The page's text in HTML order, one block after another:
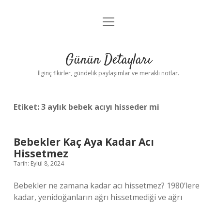
Gizlilik Politikası
Yasal Uyarı
menüyü
Günün Detayları
İlginç fikirler, gündelik paylaşımlar ve meraklı notlar.
Etiket:3 aylık bebek acıyı hisseder mi
Bebekler Kaç Aya Kadar Acı
Hissetmez
Tarih: Eylül 8, 2024
Bebekler ne zamana kadar acı hissetmez? 1980’lere
kadar, yenidoğanların ağrı hissetmediği ve ağrı